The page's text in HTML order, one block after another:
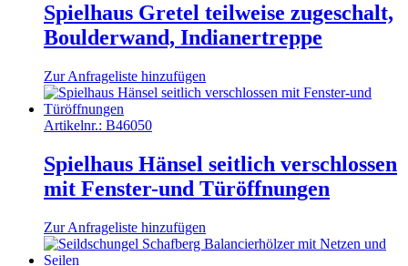
Spielhaus Gretel teilweise zugeschalt,
Boulderwand, Indianertreppe
Zur Anfrageliste hinzufügen
Artikelnr.: B46050
Spielhaus Hänsel seitlich verschlossen
mit Fenster-und Türöffnungen
Zur Anfrageliste hinzufügen